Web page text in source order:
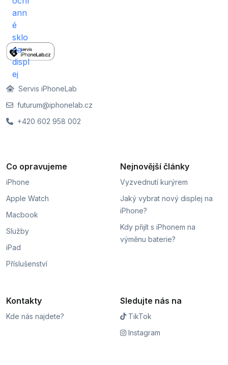
Servis iPhoneLab
futurum@iphonelab.cz
+420 602 958 002
Co opravujeme
iPhone
Apple Watch
Macbook
Služby
iPad
Příslušenství
Nejnovější články
Vyzvednutí kurýrem
Jaký vybrat nový displej na
iPhone?
Kdy přijít s iPhonem na
výměnu baterie?
Kontakty
Kde nás najdete?
Sledujte nás na
TikTok
Instagram